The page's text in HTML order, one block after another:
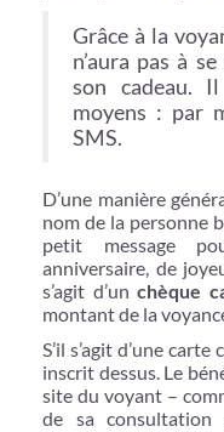
Grâce à la
n’aura pas à
son cadeau.
moyens : par
SMS.
D’une manière
nom de la personne
petit message
anniversaire, de
s’agit d’unchèque
montant de la
S’il s’agit d’une
inscrit dessus. Le
site du voyant –
de sa consultation